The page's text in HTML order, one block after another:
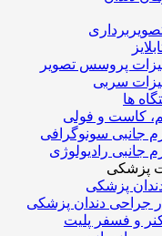
پروسس تصویر
سربی
ها
کاست و فولی
جانبی سونوگرافی
جانبی رادیولوژی
پزشکی
جراحی دندان پزشکی
و فسفر پلیت